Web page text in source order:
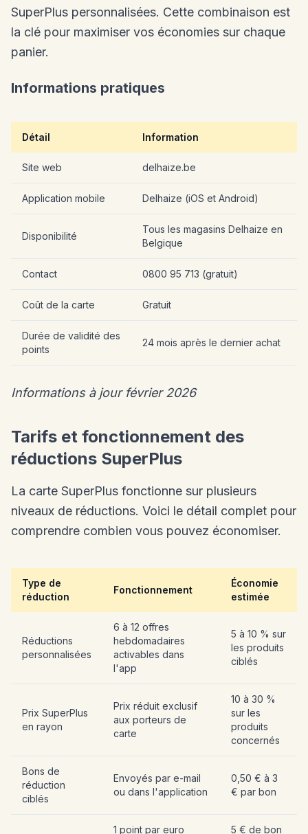
SuperPlus personnalisées. Cette combinaison est
la clé pour maximiser vos économies sur chaque
panier.
Informations pratiques
Détail Information
Site web delhaize.be
Application mobile Delhaize (iOS et Android)
Disponibilité
Tous les magasins Delhaize en
Belgique
Contact 0800 95 713 (gratuit)
Coût de la carte Gratuit
Durée de validité des
points
24 mois après le dernier achat
Informations à jour février 2026
Tarifs et fonctionnement des
réductions SuperPlus
La carte SuperPlus fonctionne sur plusieurs
niveaux de réductions. Voici le détail complet pour
comprendre combien vous pouvez économiser.
Type de
réduction
Fonctionnement
Économie
estimée
Réductions
personnalisées
6 à 12 offres
hebdomadaires
activables dans
l'app
5 à 10 % sur
les produits
ciblés
Prix SuperPlus
en rayon
Prix réduit exclusif
aux porteurs de
carte
10 à 30 %
sur les
produits
concernés
Bons de
réduction
ciblés
Envoyés par e-mail
ou dans l'application
0,50 € à 3
€ par bon
1 point par euro 5 € de bon